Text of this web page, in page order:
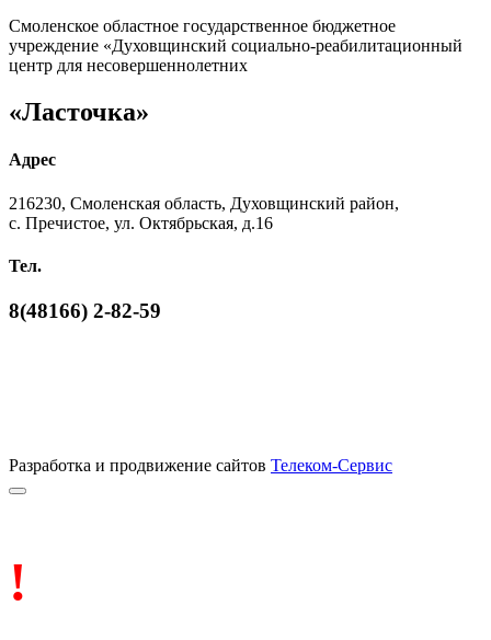
Смоленское областное государственное бюджетное
учреждение «Духовщинский социально-реабилитационный
центр для несовершеннолетних
«Ласточка»
Адрес
216230, Смоленская область, Духовщинский район,
с. Пречистое, ул. Октябрьская, д.16
Тел.
8(48166) 2-82-59
Разработка и продвижение сайтов Телеком-Сервис
!